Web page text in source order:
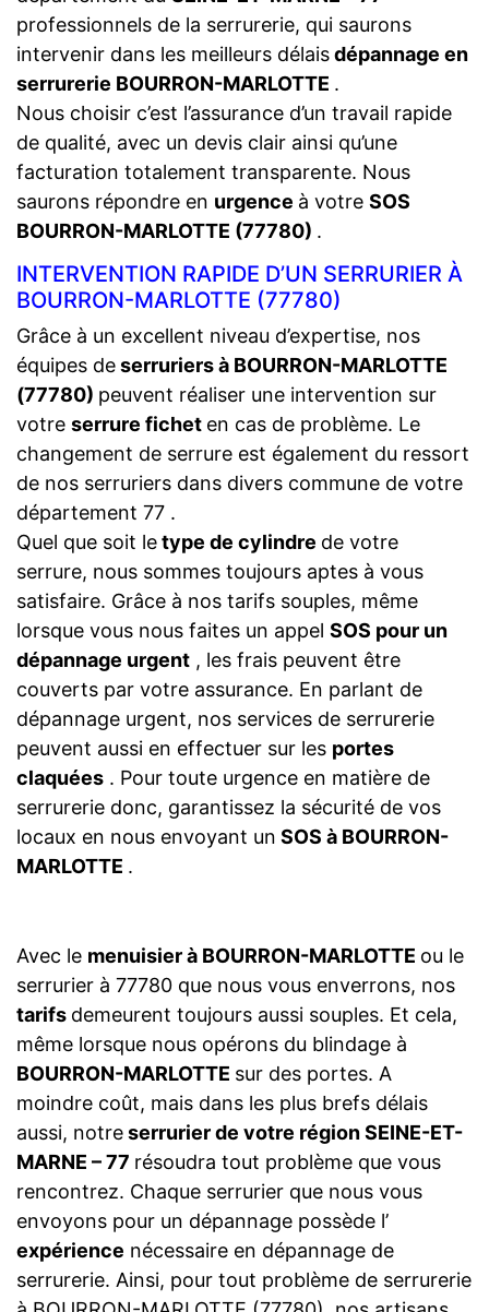
professionnels de la serrurerie, qui saurons
intervenir dans les meilleurs délaisdépannage en
serrurerie BOURRON-MARLOTTE .
Nous choisir c’est l’assurance d’un travail rapide
de qualité, avec un devis clair ainsi qu’une
facturation totalement transparente. Nous
saurons répondre en urgence à votre SOS
BOURRON-MARLOTTE (77780) .
INTERVENTION RAPIDE D’UN SERRURIER À
BOURRON-MARLOTTE (77780)
Grâce à un excellent niveau d’expertise, nos
équipes deserruriers à BOURRON-MARLOTTE
(77780) peuvent réaliser une intervention sur
votre serrure fichet en cas de problème. Le
changement de serrure est également du ressort
de nos serruriers dans divers commune de votre
département 77 .
Quel que soit letype de cylindre de votre
serrure, nous sommes toujours aptes à vous
satisfaire. Grâce à nos tarifs souples, même
lorsque vous nous faites un appel SOS pour un
dépannage urgent , les frais peuvent être
couverts par votre assurance. En parlant de
dépannage urgent, nos services de serrurerie
peuvent aussi en effectuer sur les portes
claquées . Pour toute urgence en matière de
serrurerie donc, garantissez la sécurité de vos
locaux en nous envoyant un SOS à BOURRON-
MARLOTTE .
Avec le menuisier à BOURRON-MARLOTTE ou le
serrurier à 77780 que nous vous enverrons, nos
tarifs demeurent toujours aussi souples. Et cela,
même lorsque nous opérons du blindage à
BOURRON-MARLOTTE sur des portes. A
moindre coût, mais dans les plus brefs délais
aussi, notreserrurier de votre région SEINE-ET-
MARNE – 77 résoudra tout problème que vous
rencontrez. Chaque serrurier que nous vous
envoyons pour un dépannage possède l’
expérience nécessaire en dépannage de
serrurerie. Ainsi, pour tout problème de serrurerie